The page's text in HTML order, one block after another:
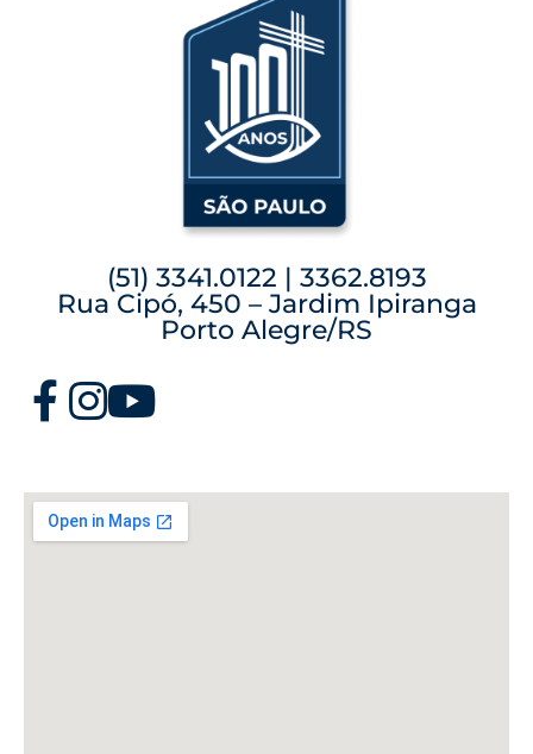
(51) 3341.0122 | 3362.8193
Rua Cipó, 450 – Jardim Ipiranga
Porto Alegre/RS